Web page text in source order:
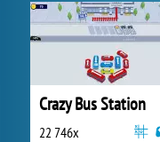
Crazy Bus Station
22 746x